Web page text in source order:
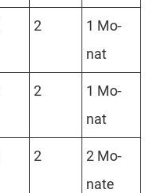
2
1 Mo­
nat
2
1 Mo­
nat
2
2 Mo­
nate